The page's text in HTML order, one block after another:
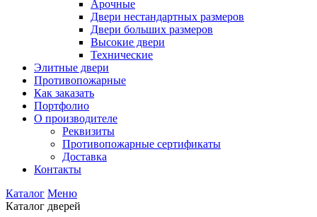
Арочные
Двери нестандартных размеров
Двери больших размеров
Высокие двери
Технические
Элитные двери
Противопожарные
Как заказать
Портфолио
О производителе
Реквизиты
Противопожарные сертификаты
Доставка
Контакты
Каталог Меню
Каталог дверей